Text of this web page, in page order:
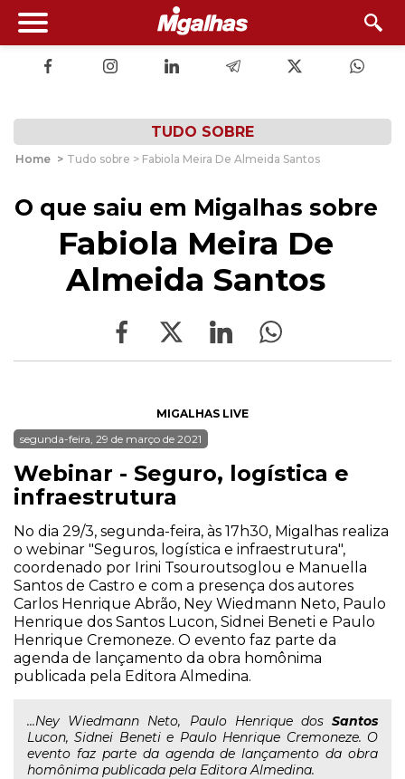
TUDO SOBRE
Home > Tudo sobre > Fabiola Meira De Almeida Santos
O que saiu em Migalhas sobre
Fabiola Meira De
Almeida Santos
MIGALHAS LIVE
segunda-feira, 29 de março de 2021
Webinar - Seguro, logística e
infraestrutura
No dia 29/3, segunda-feira, às 17h30, Migalhas realiza
o webinar "Seguros, logística e infraestrutura",
coordenado por Irini Tsouroutsoglou e Manuella
Santos de Castro e com a presença dos autores
Carlos Henrique Abrão, Ney Wiedmann Neto, Paulo
Henrique dos Santos Lucon, Sidnei Beneti e Paulo
Henrique Cremoneze. O evento faz parte da
agenda de lançamento da obra homônima
publicada pela Editora Almedina.
...Ney Wiedmann Neto, Paulo Henrique dos Santos
Lucon, Sidnei Beneti e Paulo Henrique Cremoneze. O
evento faz parte da agenda de lançamento da obra
homônima publicada pela Editora Almedina.